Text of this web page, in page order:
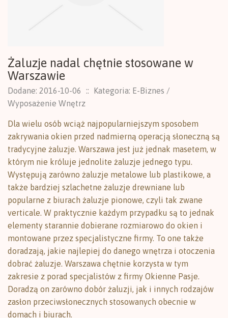
Żaluzje nadal chętnie stosowane w
Warszawie
Dodane: 2016-10-06 ::
Kategoria: E-Biznes /
Wyposażenie Wnętrz
Dla wielu osób wciąż najpopularniejszym sposobem
zakrywania okien przed nadmierną operacją słoneczną są
tradycyjne żaluzje. Warszawa jest już jednak masetem, w
którym nie króluje jednolite żaluzje jednego typu.
Występują zarówno żaluzje metalowe lub plastikowe, a
także bardziej szlachetne żaluzje drewniane lub
popularne z biurach żaluzje pionowe, czyli tak zwane
verticale. W praktycznie każdym przypadku są to jednak
elementy starannie dobierane rozmiarowo do okien i
montowane przez specjalistyczne firmy. To one także
doradzają, jakie najlepiej do danego wnętrza i otoczenia
dobrać żaluzje. Warszawa chętnie korzysta w tym
zakresie z porad specjalistów z firmy Okienne Pasje.
Doradzą on zarówno dobór żaluzji, jak i innych rodzajów
zasłon przeciwsłonecznych stosowanych obecnie w
domach i biurach.